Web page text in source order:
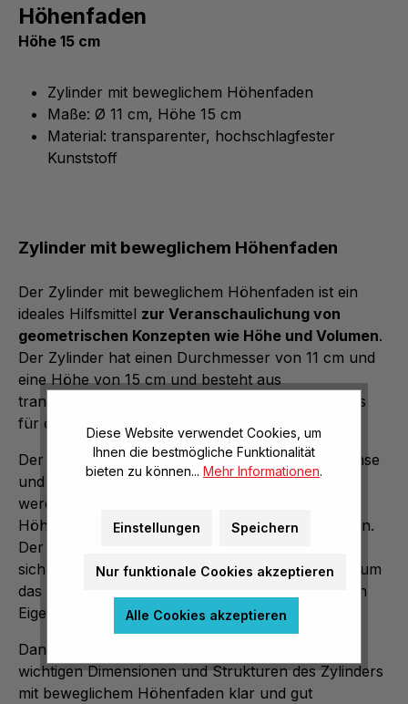
Höhenfaden
Höhe 15 cm
Zylinder mit beweglichem Höhenfaden
Maße: Ø 11 cm, Höhe 15 cm
Material: transparenter, hochschlagfester
Kunststoff
Zylinder mit beweglichem Höhenfaden
Der Zylinder mit beweglichem Höhenfaden ist ein
ideales Hilfsmittel zur Veranschaulichung von
geometrischen Konzepten wie Höhe und Volumen.
Der Zylinder hat einen Durchmesser von 11 cm und
eine Höhe von 15 cm und besteht aus
transparentem, hochschlagfestem Kunststoff, was
für eine hohe Stabilität und Langlebigkeit sorgt.
Der
Höhenfadenverläuft entlang der Zylinderachse
und ist
beweglich , sodass er flexibel angepasst
werden kann, um den Unterschied zwischen der
Höhe des Zylinders und der Basis zu verdeutlichen.
Der Zylinder mit beweglichem Höhenfaden eignet
sich hervorragend für den Einsatz im Unterricht, um
das Verständnis für zylindrische Körper und deren
Eigenschaften zu fördern.
Dank seiner transparenten Bauweise können alle
wichtigen Dimensionen und Strukturen des Zylinders
mit beweglichem Höhenfaden klar und gut
Diese Website verwendet Cookies, um
Ihnen die bestmögliche Funktionalität
bieten zu können... Mehr Informationen.
Einstellungen Speichern
Nur funktionale Cookies akzeptieren
Alle Cookies akzeptieren